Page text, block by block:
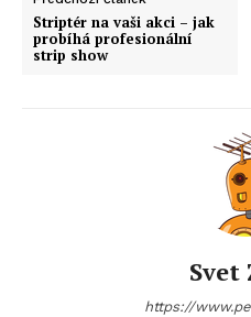
Striptér na vaši akci – jak
probíhá profesionální
strip show
Svet
https://